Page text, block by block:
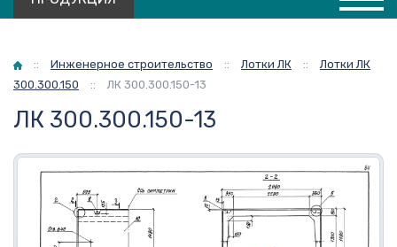
Главная
:: Инженерное строительство :: Лотки ЛК ::
Лотки ЛК
300.300.150
:: ЛК 300.300.150-13
ЛК 300.300.150-13